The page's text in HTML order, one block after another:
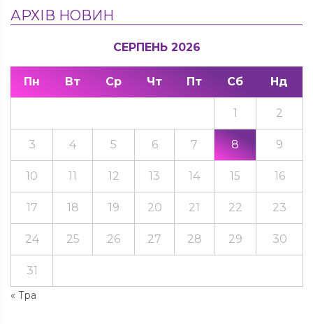
АРХІВ НОВИН
СЕРПЕНЬ 2026
Пн Вт Ср Чт Пт Сб Нд
« Тра
1 2
3 4 5 6 7 8 9
10 11 12 13 14 15 16
17 18 19 20 21 22 23
24 25 26 27 28 29 30
31